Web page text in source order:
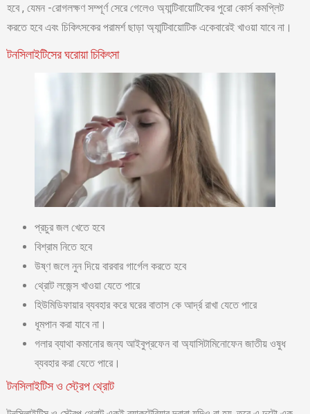
হবে , যেমন -রোগলক্ষণ সম্পূর্ণ সেরে গেলেও অ্যান্টিবায়োটিকের পুরো কোর্স কমপ্লিট
করতে হবে এবং চিকিৎসকের পরামর্শ ছাড়া অ্যান্টিবায়োটিক একেবারেই খাওয়া যাবে না।
টনসিলাইটিসের ঘরোয়া চিকিৎসা
প্রচুর জল খেতে হবে
বিশ্রাম নিতে হবে
উষ্ণ জলে নুন দিয়ে বারবার গার্গেল করতে হবে
থ্রোট লজেন্স খাওয়া যেতে পারে
হিউমিডিফায়ার ব্যবহার করে ঘরের বাতাস কে আর্দ্র রাখা যেতে পারে
ধূমপান করা যাবে না।
গলার ব্যাথা কমানোর জন্য আইবুপ্রফেন বা অ্যাসিটামিনোফেন জাতীয় ওষুধ
ব্যবহার করা যেতে পারে।
টনসিলাইটিস ও স্ট্রেপ থ্রোট